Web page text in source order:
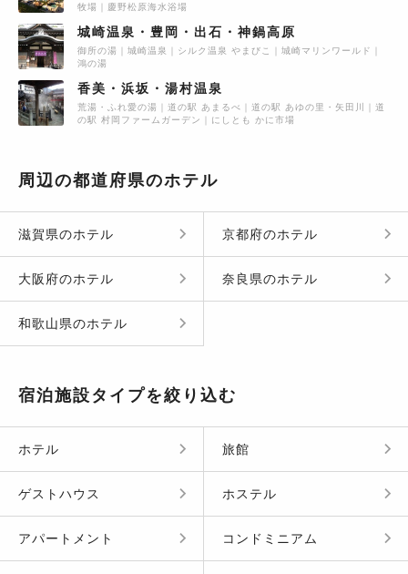
牧場
慶野松原海水浴場
城崎温泉・豊岡・出石・神鍋高原
御所の湯 城崎温泉 シルク温泉 やまびこ
城崎マリンワールド
鴻の湯
香美・浜坂・湯村温泉
荒湯・ふれ愛の湯 道の駅 あまるべ 道の駅 あゆの里・矢田川
道
の駅 村岡ファームガーデン
にしとも かに市場
周辺の都道府県のホテル
滋賀県のホテル 京都府のホテル
大阪府のホテル 奈良県のホテル
和歌山県のホテル
宿泊施設タイプを絞り込む
ホテル 旅館
ゲストハウス ホステル
アパートメント コンドミニアム